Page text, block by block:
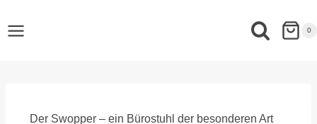
0
Der Swopper – ein Bürostuhl der besonderen Art